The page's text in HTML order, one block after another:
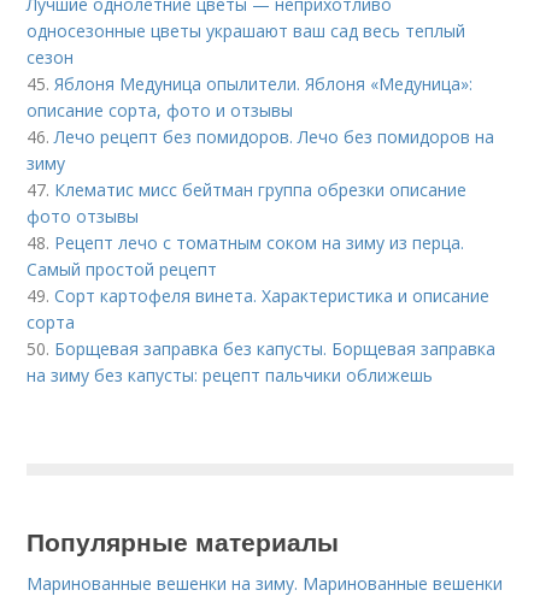
односезонные цветы украшают ваш сад весь теплый
сезон
45. Яблоня Медуница опылители. Яблоня «Медуница»:
описание сорта, фото и отзывы
46. Лечо рецепт без помидоров. Лечо без помидоров на
зиму
47. Клематис мисс бейтман группа обрезки описание
фото отзывы
48. Рецепт лечо с томатным соком на зиму из перца.
Самый простой рецепт
49.Сорт картофеля винета. Характеристика и описание
сорта
50. Борщевая заправка без капусты. Борщевая заправка
на зиму без капусты: рецепт пальчики оближешь
Популярные материалы
Маринованные вешенки на зиму. Маринованные вешенки